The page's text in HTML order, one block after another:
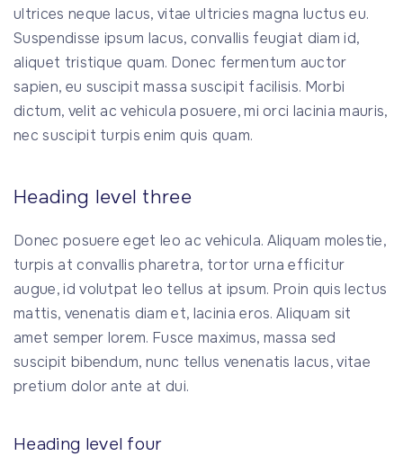
ultrices neque lacus, vitae ultricies magna luctus eu.
Suspendisse ipsum lacus, convallis feugiat diam id,
aliquet tristique quam. Donec fermentum auctor
sapien, eu suscipit massa suscipit facilisis. Morbi
dictum, velit ac vehicula posuere, mi orci lacinia mauris,
nec suscipit turpis enim quis quam.
Heading level three
Donec posuere eget leo ac vehicula. Aliquam molestie,
turpis at convallis pharetra, tortor urna efficitur
augue, id volutpat leo tellus at ipsum. Proin quis lectus
mattis, venenatis diam et, lacinia eros. Aliquam sit
amet semper lorem. Fusce maximus, massa sed
suscipit bibendum, nunc tellus venenatis lacus, vitae
pretium dolor ante at dui.
Heading level four